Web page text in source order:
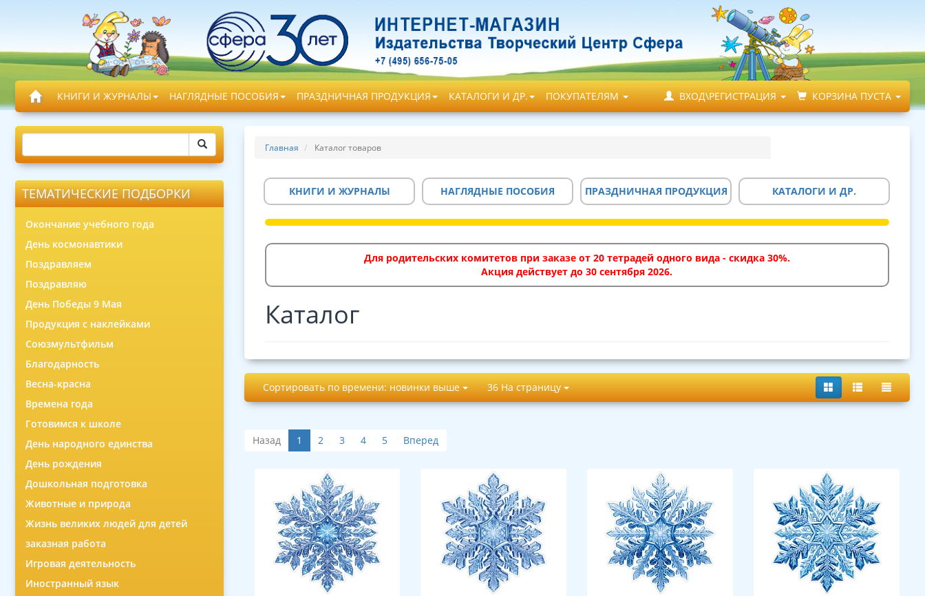
КНИГИ И ЖУРНАЛЫ НАГЛЯДНЫЕ ПОСОБИЯ ПРАЗДНИЧНАЯ ПРОДУКЦИЯ КАТАЛОГИ И ДР. ПОКУПАТЕЛЯМ ВХОД\РЕГИСТРАЦИЯ КОРЗИНА ПУСТА
ТЕМАТИЧЕСКИЕ ПОДБОРКИ
Окончание учебного года
День космонавтики
Поздравляем
Поздравляю
День Победы 9 Мая
Продукция с наклейками
Союзмультфильм
Благодарность
Весна-красна
Времена года
Готовимся к школе
День народного единства
День рождения
Дошкольная подготовка
Животные и природа
Жизнь великих людей для детей
заказная работа
Игровая деятельность
Иностранный язык
Главная Каталог товаров
КНИГИ И ЖУРНАЛЫ НАГЛЯДНЫЕ ПОСОБИЯ ПРАЗДНИЧНАЯ ПРОДУКЦИЯ КАТАЛОГИ И ДР.
Для родительских комитетов при заказе от 20 тетрадей одного вида - скидка 30%.
Акция действует до 30 сентября 2026.
Каталог
Сортировать по времени: новинки выше 36 На страницу
Назад 1 2 3 4 5 Вперед